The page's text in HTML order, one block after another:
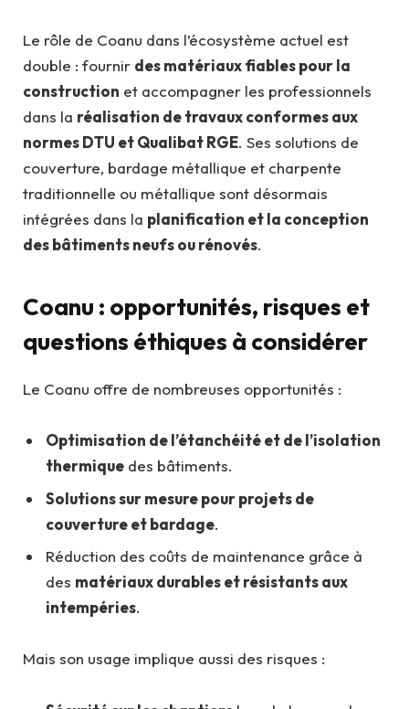
Le rôle de Coanu dans l’écosystème actuel est
double : fournir des matériaux fiables pour la
construction et accompagner les professionnels
dans la réalisation de travaux conformes aux
normes DTU et Qualibat RGE. Ses solutions de
couverture, bardage métallique et charpente
traditionnelle ou métallique sont désormais
intégrées dans la planification et la conception
des bâtiments neufs ou rénovés.
Coanu : opportunités, risques et
questions éthiques à considérer
Le Coanu offre de nombreuses opportunités :
Optimisation de l’étanchéité et de l’isolation
thermique des bâtiments.
Solutions sur mesure pour projets de
couverture et bardage.
Réduction des coûts de maintenance grâce à
des matériaux durables et résistants aux
intempéries.
Mais son usage implique aussi des risques :